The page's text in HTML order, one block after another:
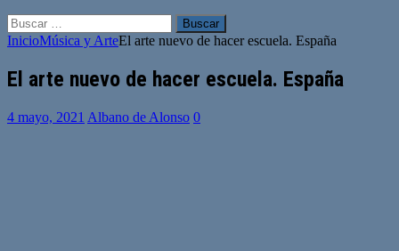
Buscar:
InicioMúsica y ArteEl arte nuevo de hacer escuela. España
El arte nuevo de hacer escuela. España
4 mayo, 2021 Albano de Alonso 0